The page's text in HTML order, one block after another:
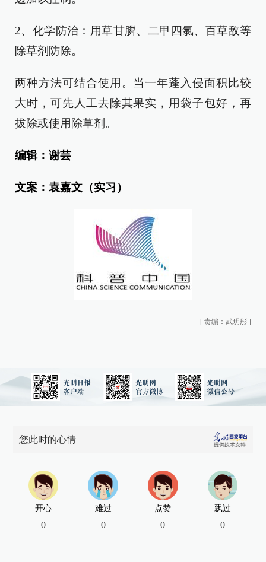
2、化学防治：用草甘膦、二甲四氯、百草敌等
除草剂防除。
两种方法可结合使用。当一年蓬入侵面积比较
大时，可先人工去除其果实，用袋子包好，再
拔除或使用除草剂。
编辑：谢芸
文案：袁嘉文（实习）
[ 责编：武玥彤 ]
您此时的心情
开心
0
难过
0
点赞
0
飘过
0